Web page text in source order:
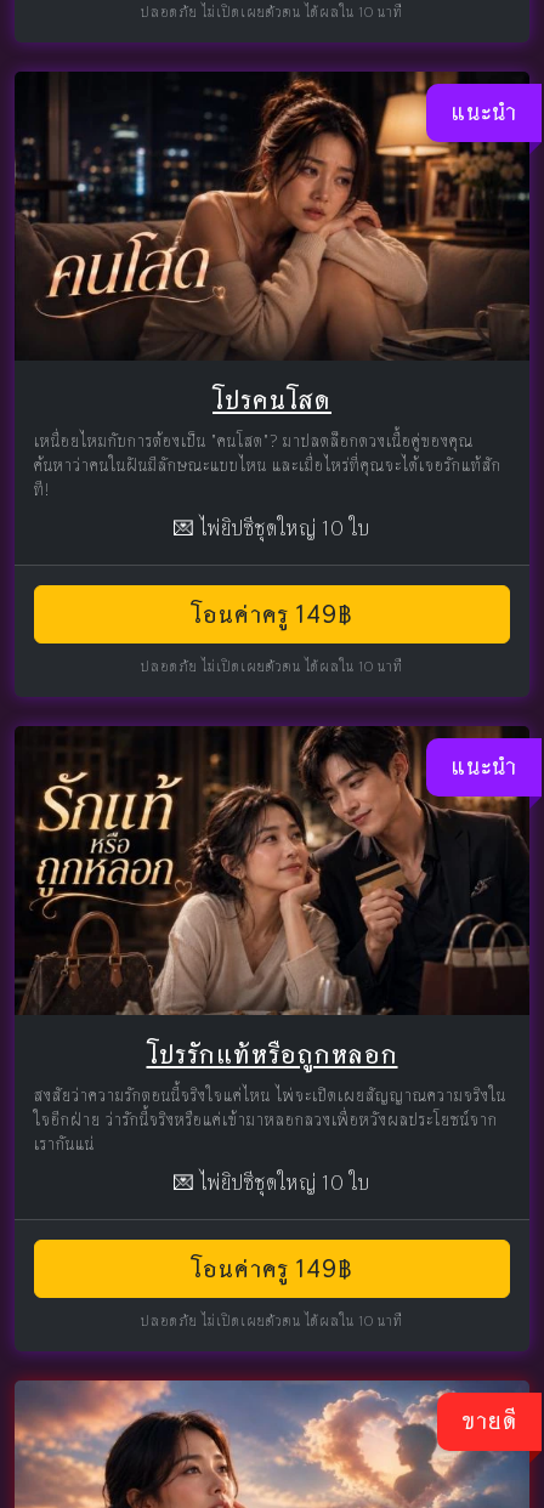
ปลอดภัย ไม่เปิดเผยตัวตน ได้ผลใน 10 นาที
แนะนำ
โปรคนโสด
เหนื่อยไหมกับการต้องเป็น "คนโสด"? มาปลดล็อกดวงเนื้อคู่ของคุณ
ค้นหาว่าคนในฝันมีลักษณะแบบไหน และเมื่อไหร่ที่คุณจะได้เจอรักแท้สัก
ที!
💌 ไพ่ยิปซีชุดใหญ่ 10 ใบ
โอนค่าครู 149฿
ปลอดภัย ไม่เปิดเผยตัวตน ได้ผลใน 10 นาที
แนะนำ
โปรรักแท้หรือถูกหลอก
สงสัยว่าความรักตอนนี้จริงใจแค่ไหน ไพ่จะเปิดเผยสัญญาณความจริงใน
ใจอีกฝ่าย ว่ารักนี้จริงหรือแค่เข้ามาหลอกลวงเพื่อหวังผลประโยชน์จาก
เรากันแน่
💌 ไพ่ยิปซีชุดใหญ่ 10 ใบ
โอนค่าครู 149฿
ปลอดภัย ไม่เปิดเผยตัวตน ได้ผลใน 10 นาที
ขายดี